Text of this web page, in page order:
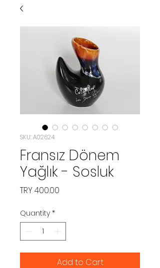
SKU: A02624
Fransız Dönem
Yağlık - Sosluk
TRY 400.00
Quantity *
Add to Cart